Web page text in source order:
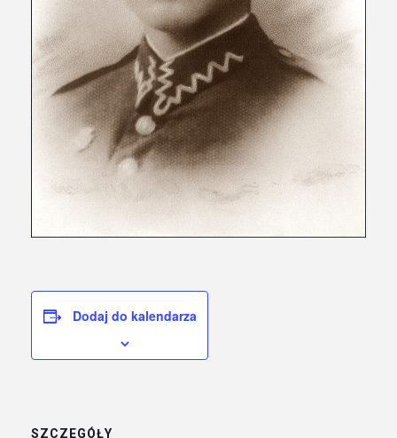
Dodaj do kalendarza
SZCZEGÓŁY